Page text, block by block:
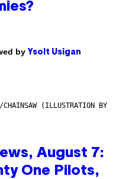
by Ysolt Usigan
CHAINSAW (ILLUSTRATION BY
August 7:
One Pilots,